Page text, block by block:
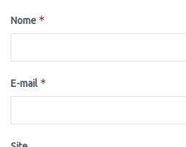
Nome *
E-mail *